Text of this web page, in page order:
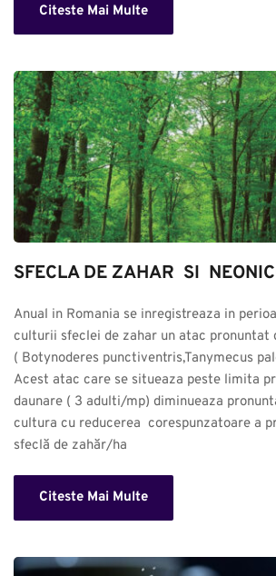
Citeste Mai Multe
SFECLA DE ZAHAR  SI
Anual in Romania se inregistreaza in
culturii sfeclei de zahar un atac pronuntat
( Botynoderes punctiventris,Tanymecus
Acest atac care se situeaza peste limita
daunare ( 3 adulti/mp) diminueaza
cultura cu reducerea  corespunzatoare a
sfeclă de zahăr/ha
Citeste Mai Multe